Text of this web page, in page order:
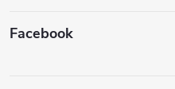
Facebook